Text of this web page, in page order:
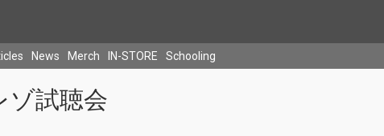
News Merch IN-STORE Schooling
ゾ試聴会